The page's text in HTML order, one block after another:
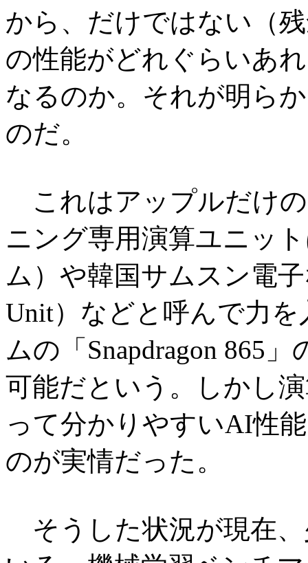
から、だけではない（
の性能がどれぐらいあ
なるのか。それが明ら
のだ。
これはアップルだけ
ニング専用演算ユニッ
ム）や韓国サムスン電子
Unit）などと呼んで力
ムの「Snapdragon 865
可能だという。しかし
って分かりやすいAI性
のが実情だった。
そうした状況が現在